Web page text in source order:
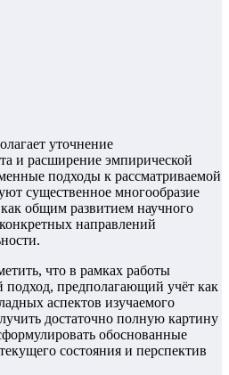
уточнение
и расширение эмпирической
подходы к рассматриваемой
существенное многообразие
общим развитием научного
направлений
что в рамках работы
подход, предполагающий учёт как
аспектов изучаемого
достаточно полную картину
обоснованные
состояния и перспектив